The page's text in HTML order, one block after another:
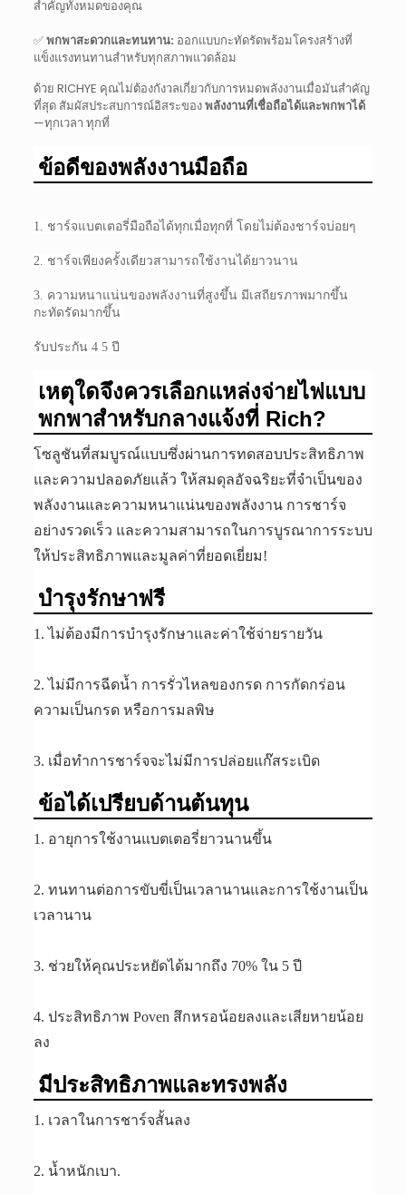
สำคัญทั้งหมดของคุณ
✅พกพาสะดวกและทนทาน: ออกแบบกะทัดรัดพร้อมโครงสร้างที่
แข็งแรงทนทานสำหรับทุกสภาพแวดล้อม
ด้วย RICHYE คุณไม่ต้องกังวลเกี่ยวกับการหมดพลังงานเมื่อมันสำคัญ
ที่สุด สัมผัสประสบการณ์อิสระของพลังงานที่เชื่อถือได้และพกพาได้
—ทุกเวลา ทุกที่
ข้อดีของพลังงานมือถือ
1. ชาร์จแบตเตอรี่มือถือได้ทุกเมื่อทุกที่ โดยไม่ต้องชาร์จบ่อยๆ
2. ชาร์จเพียงครั้งเดียวสามารถใช้งานได้ยาวนาน
3. ความหนาแน่นของพลังงานที่สูงขึ้น มีเสถียรภาพมากขึ้น
กะทัดรัดมากขึ้น
รับประกัน 4 5 ปี
เหตุใดจึงควรเลือกแหล่งจ่ายไฟแบบ
พกพาสำหรับกลางแจ้งที่ Rich?
โซลูชันที่สมบูรณ์แบบซึ่งผ่านการทดสอบประสิทธิภาพ
และความปลอดภัยแล้ว ให้สมดุลอัจฉริยะที่จำเป็นของ
พลังงานและความหนาแน่นของพลังงาน การชาร์จ
อย่างรวดเร็ว และความสามารถในการบูรณาการระบบ
ให้ประสิทธิภาพและมูลค่าที่ยอดเยี่ยม!
บำรุงรักษาฟรี
1. ไม่ต้องมีการบำรุงรักษาและค่าใช้จ่ายรายวัน
2. ไม่มีการฉีดน้ำ การรั่วไหลของกรด การกัดกร่อน
ความเป็นกรด หรือการมลพิษ
3. เมื่อทำการชาร์จจะไม่มีการปล่อยแก๊สระเบิด
ข้อได้เปรียบด้านต้นทุน
1. อายุการใช้งานแบตเตอรี่ยาวนานขึ้น
2. ทนทานต่อการขับขี่เป็นเวลานานและการใช้งานเป็น
เวลานาน
3. ช่วยให้คุณประหยัดได้มากถึง 70% ใน 5 ปี
4. ประสิทธิภาพ Poven สึกหรอน้อยลงและเสียหายน้อย
ลง
มีประสิทธิภาพและทรงพลัง
1. เวลาในการชาร์จสั้นลง
2. น้ำหนักเบา.